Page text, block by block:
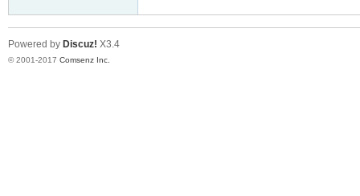
Powered by Discuz! X3.4
© 2001-2017 Comsenz Inc.